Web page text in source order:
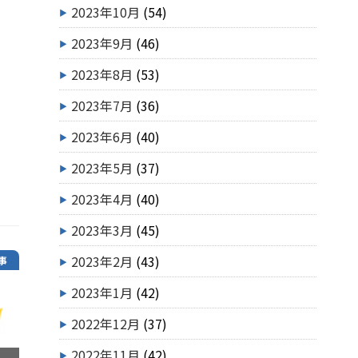
2023年10月 (54)
2023年9月 (46)
2023年8月 (53)
2023年7月 (36)
2023年6月 (40)
2023年5月 (37)
2023年4月 (40)
2023年3月 (45)
2023年2月 (43)
2023年1月 (42)
2022年12月 (37)